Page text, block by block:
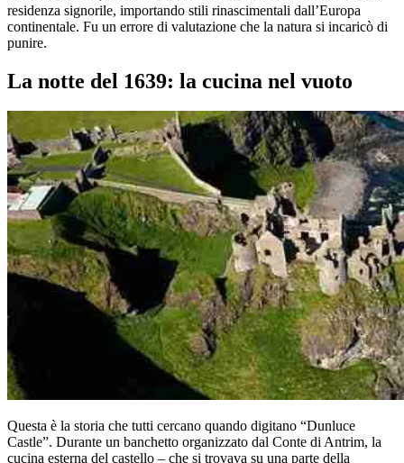
residenza signorile, importando stili rinascimentali dall’Europa
continentale. Fu un errore di valutazione che la natura si incaricò di
punire.
La notte del 1639: la cucina nel vuoto
Questa è la storia che tutti cercano quando digitano “Dunluce
Castle”. Durante un banchetto organizzato dal Conte di Antrim, la
cucina esterna del castello – che si trovava su una parte della